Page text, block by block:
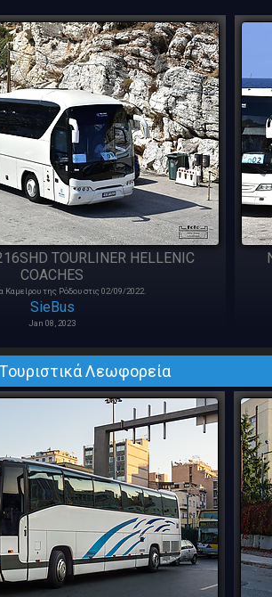
TOURLINER HELLENIC
COACHES
Καμείρου της Ρόδου στις 02/09/2022.
SieBus
Jan 08, 2023
Λεωφορεία